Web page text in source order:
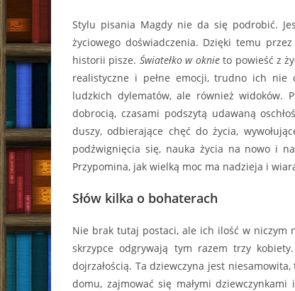
Stylu pisania Magdy nie da się podrobić.
życiowego doświadczenia. Dzięki temu
historii pisze. Światełko w oknieto powieść z
realistyczne i pełne emocji, trudno ich nie
ludzkich dylematów, ale również widoków.
dobrocią, czasami podszytą udawaną
duszy, odbierające chęć do życia,
podźwignięcia się, nauka życia na nowo i
Przypomina, jak wielką moc ma nadzieja i
Słów kilka o bohaterach
Nie brak tutaj postaci, ale ich ilość w niczym
skrzypce odgrywają tym razem trzy
dojrzałością. Ta dziewczyna jest
domu, zajmować się małymi